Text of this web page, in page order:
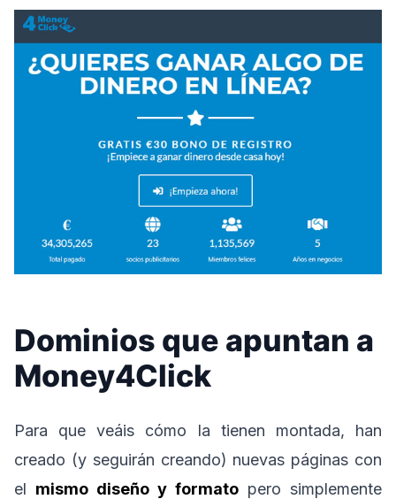
Dominios que apuntan a
Money4Click
Para que veáis cómo la tienen montada, han
creado (y seguirán creando) nuevas páginas con
el mismo diseño y formato pero simplemente